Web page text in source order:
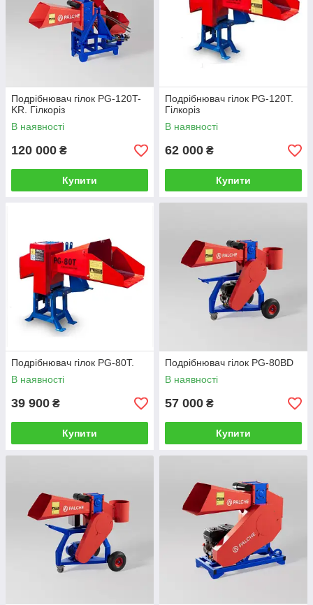
Подрібнювач гілок PG-120T-
KR. Гілкоріз
В наявності
120 000 ₴
Купити
Подрібнювач гілок PG-120T.
Гілкоріз
В наявності
62 000 ₴
Купити
Подрібнювач гілок PG-80T.
В наявності
39 900 ₴
Купити
Подрібнювач гілок PG-80BD
В наявності
57 000 ₴
Купити